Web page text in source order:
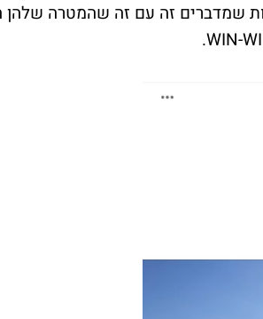
שמדברים זה עם זה שהמטרה שלהן